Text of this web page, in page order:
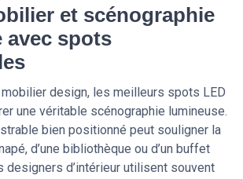
et scénographie
avec spots
mobilier design, les meilleurs spots LED
une véritable scénographie lumineuse.
bien positionné peut souligner la
d’une bibliothèque ou d’un buffet
designers d’intérieur utilisent souvent